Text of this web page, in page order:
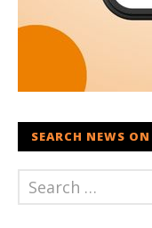
SEARCH NEWS